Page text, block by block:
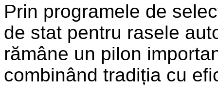
Prin programele de
de stat pentru rasele
rămâne un pilon
combinând tradiția cu